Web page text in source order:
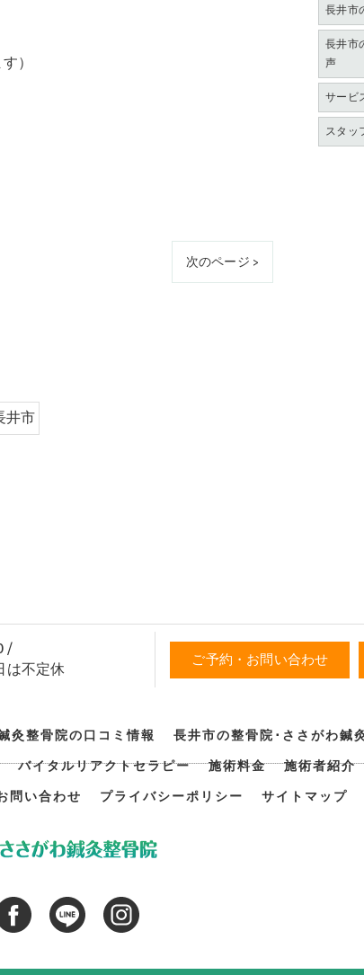
）
次のページ >
井市
長井市
長井市
声
サービ
スタッ
/
は不定休
ご予約・お問い合わせ
灸整骨院の口コミ情報
長井市の整骨院･ささがわ鍼
バイタルリアクトセラピー 施術料金 施術者紹介
問い合わせ プライバシーポリシー サイトマップ